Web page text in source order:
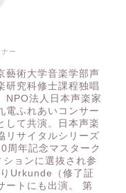
ー
藝術大学音楽学部声
研究科修士課程独唱
NPO法人日本声楽家
電ふれあいコンサー
して共演。日本声楽
リサイタルシリーズ
周年記念マスターク
ョンに選抜され参
Urkunde（修了証
ートにも出演。 第